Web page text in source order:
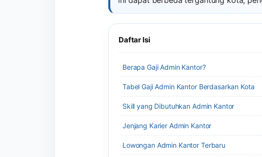
Daftar Isi
Berapa Gaji Admin Kantor?
Tabel Gaji Admin Kantor Berdasarkan Kota
Skill yang Dibutuhkan Admin Kantor
Jenjang Karier Admin Kantor
Lowongan Admin Kantor Terbaru